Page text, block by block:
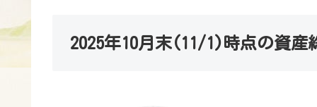
2025年10月末(11/1)時点の資産